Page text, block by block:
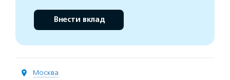
Внести вклад
Москва